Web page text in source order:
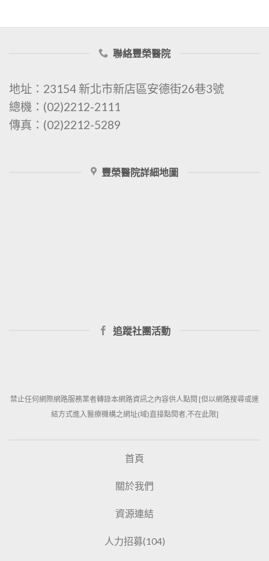
聯絡豐榮醫院
地址：23154 新北市新店區安德街26巷3號
總機：(02)2212-2111
傳真：(02)2212-5289
豐榮醫院詳細地圖
追蹤社團活動
禁止任何網際網路服務業者轉錄本網路資訊之內容供人點閱 [但以網路搜尋或連
結方式進入醫療機構之網址(域)直接點閱者,不在此限]
首頁
關於我們
資源連結
人力招募(104)